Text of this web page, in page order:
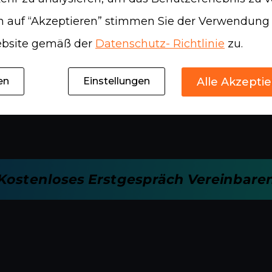
MIT
Sie mehr
und ohne leere
Erstgespräch
auf “Akzeptieren” stimmen Sie der Verwendung
gemäß der Datenschutz- Richtlinie zu.
Einstellungen Alle